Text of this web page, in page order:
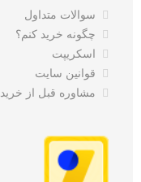
سوالات متداول
چگونه خرید کنم؟
اسکریپت
قوانین سایت
مشاوره قبل از خرید